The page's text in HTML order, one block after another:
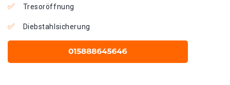
Tresoröffnung
Diebstahlsicherung